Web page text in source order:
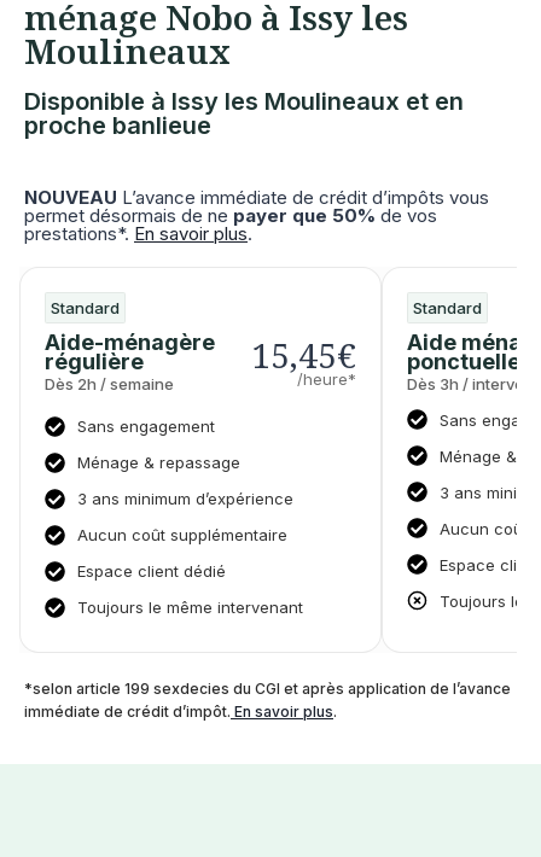
ménage Nobo à Issy les
Moulineaux
Disponible à Issy les Moulineaux et en
proche banlieue
NOUVEAU L’avance immédiate de crédit d’impôts vous
permet désormais de ne payer que 50% de vos
prestations*. En savoir plus.
Standard
Aide-ménagère
régulière
Dès 2h / semaine
15,45€
/heure*
Sans engagement
Ménage & repassage
3 ans minimum d’expérience
Aucun coût supplémentaire
Espace client dédié
Toujours le même intervenant
Standard
Aide
ponctuelle
Dès 3h /
Sans
Ménage &
3 ans
Aucun coût
Espace
Toujours le
*selon article 199 sexdecies du CGI et après application de l’avance
immédiate de crédit d’impôt. En savoir plus.